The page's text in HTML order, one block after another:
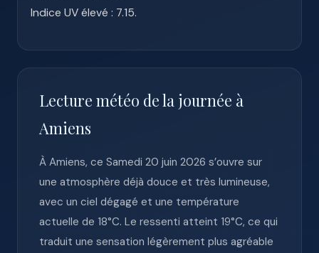
Indice UV élevé : 7.15.
Lecture météo de la journée à
Amiens
À Amiens, ce Samedi 20 juin 2026 s’ouvre sur
une atmosphère déjà douce et très lumineuse,
avec un ciel dégagé et une température
actuelle de 18°C. Le ressenti atteint 19°C, ce qui
traduit une sensation légèrement plus agréable